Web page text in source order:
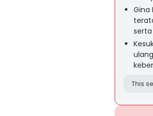
Gina
This